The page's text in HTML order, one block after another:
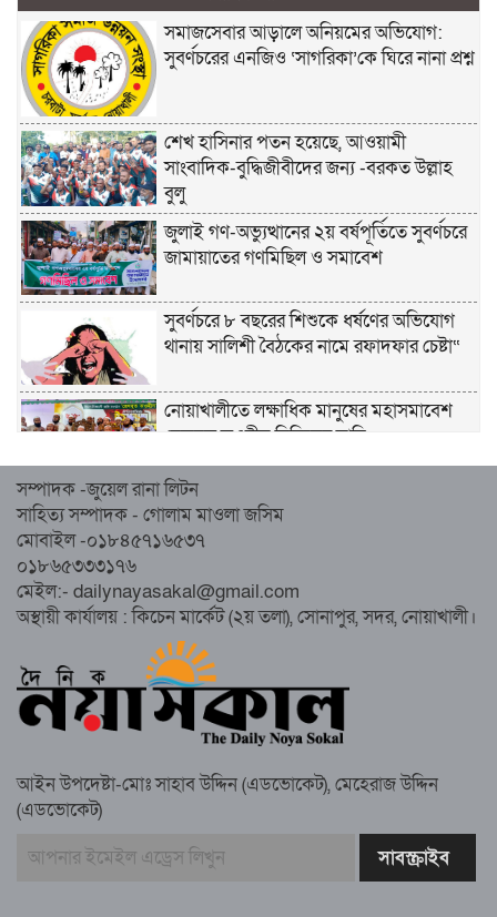
সমাজসেবার আড়ালে অনিয়মের অভিযোগ:
সুবর্ণচরের এনজিও ‘সাগরিকা’কে ঘিরে নানা প্রশ্ন
শেখ হাসিনার পতন হয়েছে, আওয়ামী
সাংবাদিক-বুদ্ধিজীবীদের জন্য -বরকত উল্লাহ
বুলু
জুলাই গণ-অভ্যুত্থানের ২য় বর্ষপূর্তিতে সুবর্ণচরে
জামায়াতের গণমিছিল ও সমাবেশ
সুবর্ণচরে ৮ বছরের শিশুকে ধর্ষণের অভিযোগ
থানায় সালিশী বৈঠকের নামে রফাদফার চেষ্টা“
নোয়াখালীতে লক্ষাধিক মানুষের মহাসমাবেশ
হেজবুত তওহীদ নিষিদ্ধের দাবি
নোয়াখালীতে ইসলামী মহাসমাবেশের প্রস্তুতি
সম্পন্ন, অংশ নেবেন লক্ষাধিক মানুষ
নোয়াখালীতে ইসলামী ছাত্রশিবিরের ‘অদম্য
জুলাই’ মিছিল
সুবর্ণচরে মায়ের অভিযোগে সাবেক ভাইস
চেয়ারম্যান গ্রেপ্তার
স্মরণ সভায় মিলাদ ও দোয়া
সম্পাদক -জুয়েল রানা লিটন
সাহিত্য সম্পাদক - গোলাম মাওলা জসিম
মোবাইল -০১৮৪৫৭১৬৫৩৭
০১৮৬৫৩৩৩১৭৬
মেইল:- dailynayasakal@gmail.com
অস্থায়ী কার্যালয় : কিচেন মার্কেট (২য় তলা), সোনাপুর, সদর, নোয়াখালী।
আইন উপদেষ্টা-মোঃ সাহাব উদ্দিন (এডভোকেট), মেহেরাজ উদ্দিন
(এডভোকেট)